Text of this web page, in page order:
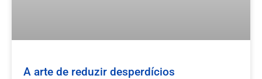
A arte de reduzir desperdícios